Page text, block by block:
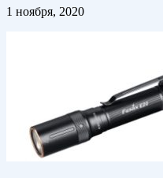
1 ноября, 2020